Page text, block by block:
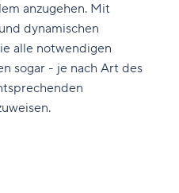
anzugehen. Mit
dynamischen
alle notwendigen
sogar - je nach Art des